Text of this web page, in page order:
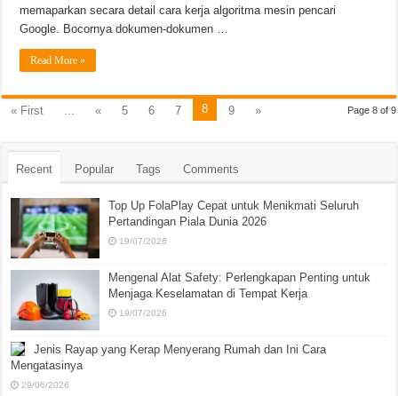
memaparkan secara detail cara kerja algoritma mesin pencari
Google. Bocornya dokumen-dokumen …
Read More »
Page 8 of 9
« First « 5 6 7 8 9 »
Recent Popular Tags Comments
Top Up FolaPlay Cepat untuk Menikmati Seluruh
Pertandingan Piala Dunia 2026
19/07/2026
Mengenal Alat Safety: Perlengkapan Penting untuk
Menjaga Keselamatan di Tempat Kerja
19/07/2026
Jenis Rayap yang Kerap Menyerang Rumah dan Ini Cara
Mengatasinya
29/06/2026